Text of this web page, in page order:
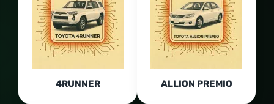
4RUNNER ALLION PREMIO